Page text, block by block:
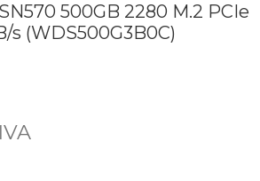
500GB 2280 M.2 PCIe
s (WDS500G3B0C)